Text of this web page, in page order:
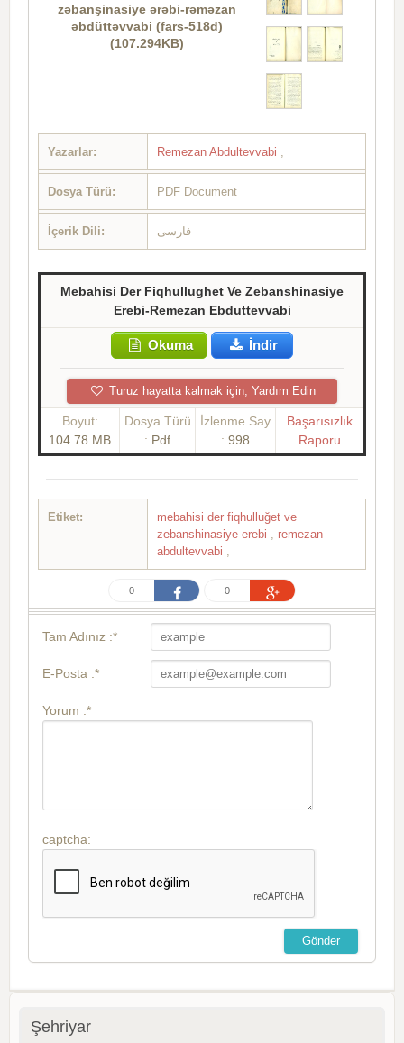
zəbanşinasiye ərəbi-rəməzan
əbdüttəvvabi (fars-518d)
(107.294KB)
Yazarlar: Remezan Abdultevvabi
Dosya Türü: PDF Document
İçerik Dili: فارسی
Mebahisi Der Fiqhullughet Ve Zebanshinasiye
Erebi-Remezan Ebduttevvabi
Okuma İndir
Turuz hayatta kalmak için, Yardım Edin
Boyut:
104.78 MB
Dosya Türü
: Pdf
İzlenme Say
: 998
Başarısızlık
Raporu
Etiket:
mebahisi der fiqhulluğet ve
zebanshinasiye erebi
remezan
abdultevvabi
0 0
Tam Adınız :*
E-Posta :*
Yorum :*
captcha:
Şehriyar